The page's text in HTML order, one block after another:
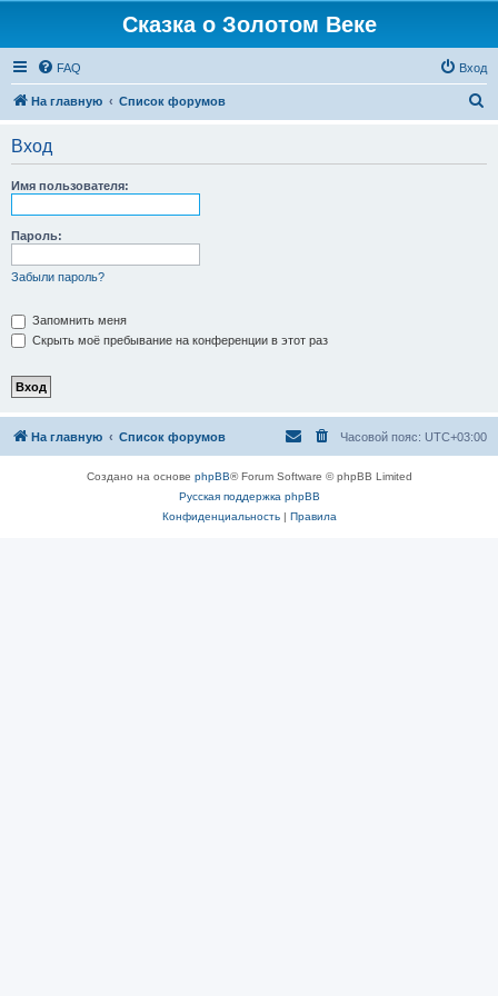
Сказка о Золотом Веке
FAQ Вход
На главную Список форумов
Вход
Имя пользователя:
Пароль:
Забыли пароль?
Запомнить меня
Скрыть моё пребывание на конференции в этот раз
На главную Список форумов Часовой пояс: UTC+03:00
Создано на основе phpBB® Forum Software © phpBB Limited
Русская поддержка phpBB
Конфиденциальность| Правила